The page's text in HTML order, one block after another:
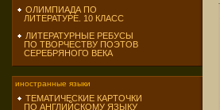
ОЛИМПИАДА ПО
ЛИТЕРАТУРЕ. 10 КЛАСС
ЛИТЕРАТУРНЫЕ РЕБУСЫ
ПО ТВОРЧЕСТВУ ПОЭТОВ
СЕРЕБРЯНОГО ВЕКА
иностранные языки
ТЕМАТИЧЕСКИЕ КАРТОЧКИ
ПО АНГЛИЙСКОМУ ЯЗЫКУ